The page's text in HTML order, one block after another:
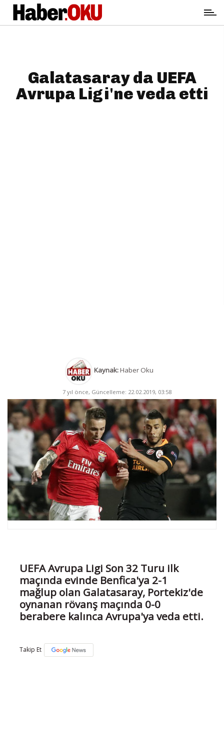
Galatasaray da UEFA
Avrupa Ligi'ne veda etti
Kaynak:Haber Oku
7 yıl önce, Güncelleme: 22.02.2019, 03:58
UEFA Avrupa Ligi Son 32 Turu ilk
maçında evinde Benfica'ya 2-1
mağlup olan Galatasaray, Portekiz'de
oynanan rövanş maçında 0-0
berabere kalınca Avrupa'ya veda etti.
Takip Et